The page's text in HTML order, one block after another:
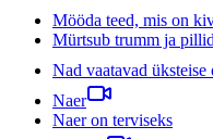
Mööda teed, mis on
Mürtsub trumm ja
Nad vaatavad
Naer
Naer on terviseks